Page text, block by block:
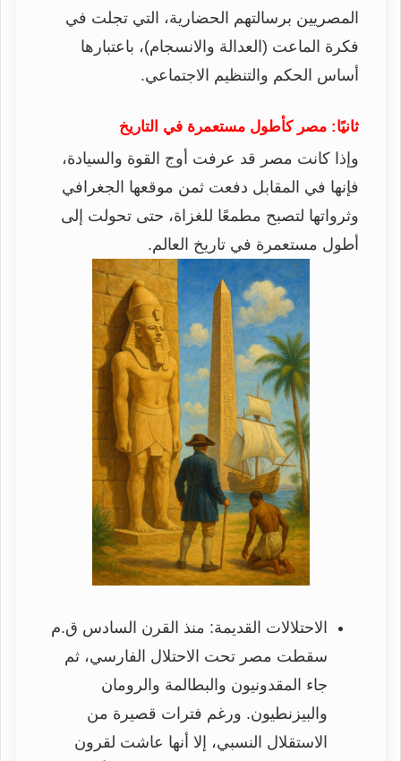
المصريين برسالتهم الحضارية، التي تجلت في
فكرة الماعت (العدالة والانسجام)، باعتبارها
أساس الحكم والتنظيم الاجتماعي.
ثانيًا: مصر كأطول مستعمرة في التاريخ
وإذا كانت مصر قد عرفت أوج القوة والسيادة،
فإنها في المقابل دفعت ثمن موقعها الجغرافي
وثرواتها لتصبح مطمعًا للغزاة، حتى تحولت إلى
أطول مستعمرة في تاريخ العالم.
الاحتلالات القديمة: منذ القرن السادس ق.م
سقطت مصر تحت الاحتلال الفارسي، ثم
جاء المقدونيون والبطالمة والرومان
والبيزنطيون. ورغم فترات قصيرة من
الاستقلال النسبي، إلا أنها عاشت لقرون